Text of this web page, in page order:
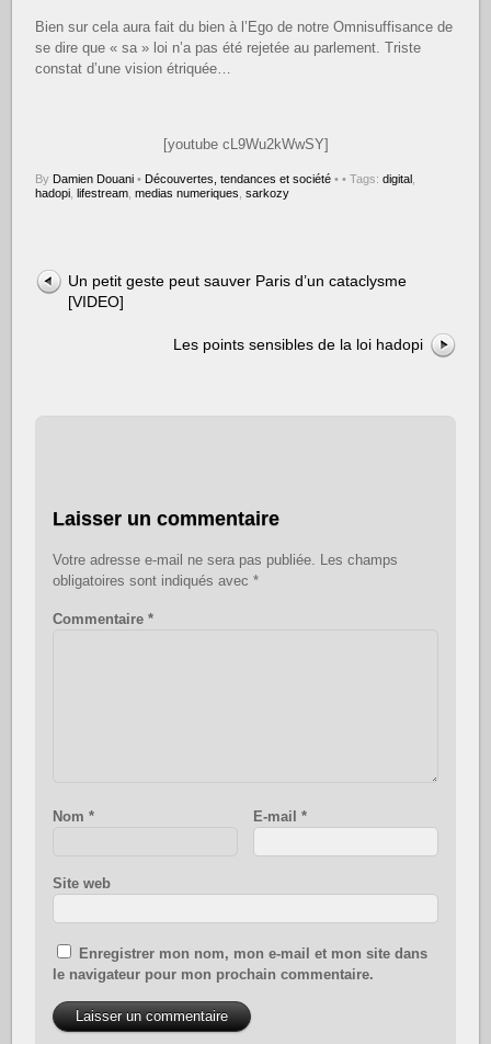
Bien sur cela aura fait du bien à l’Ego de notre Omnisuffisance de
se dire que « sa » loi n’a pas été rejetée au parlement. Triste
constat d’une vision étriquée…
[youtube cL9Wu2kWwSY]
By Damien Douani • Découvertes, tendances et société • • Tags:digital
hadopi ,lifestream ,medias numeriques ,sarkozy
Un petit geste peut sauver Paris d’un cataclysme
[VIDEO]
Les points sensibles de la loi hadopi
Laisser un commentaire
Votre adresse e-mail ne sera pas publiée. Les champs
obligatoires sont indiqués avec *
Commentaire *
Nom * E-mail*
Site web
Enregistrer mon nom, mon e-mail et mon site dans
le navigateur pour mon prochain commentaire.